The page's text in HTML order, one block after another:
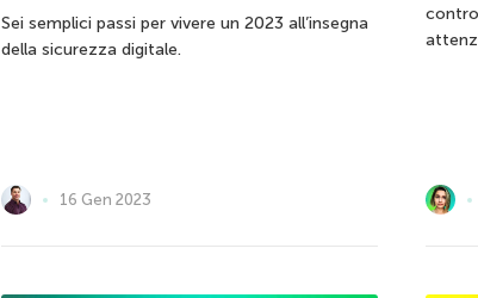
Sei semplici passi per vivere un 2023 all’insegna
della sicurezza digitale.
16 Gen 2023